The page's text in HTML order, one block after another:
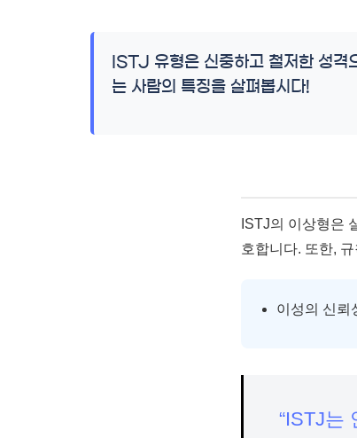
ISTJ 유형은 신중하고 철저한 성격
는 사람의 특징을 살펴봅시다!
ISTJ의 이상형은
호합니다. 또한,
이성의 신뢰
“ISTJ는